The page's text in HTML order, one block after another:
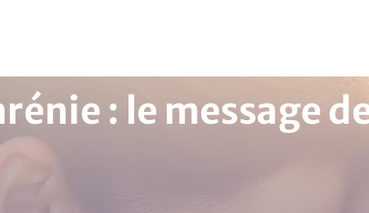
: le message